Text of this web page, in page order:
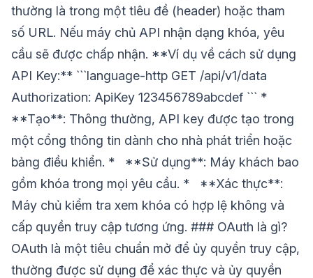
thường là trong một tiêu đề (header) hoặc tham
số URL. Nếu máy chủ API nhận dạng khóa, yêu
cầu sẽ được chấp nhận. **Ví dụ về cách sử dụng
API Key:** ```language-http GET /api/v1/data
Authorization: ApiKey 123456789abcdef ``` *
**Tạo**: Thông thường, API key được tạo trong
một cổng thông tin dành cho nhà phát triển hoặc
bảng điều khiển. * **Sử dụng**: Máy khách bao
gồm khóa trong mọi yêu cầu. * **Xác thực**:
Máy chủ kiểm tra xem khóa có hợp lệ không và
cấp quyền truy cập tương ứng. ### OAuth là gì?
OAuth là một tiêu chuẩn mở để ủy quyền truy cập,
thường được sử dụng để xác thực và ủy quyền